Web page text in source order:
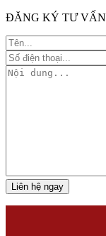
ĐĂNG KÝ TƯ VẤN